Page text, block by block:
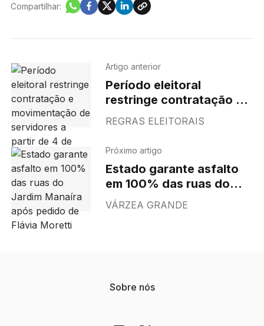
Compartilhar:
Artigo anterior
Período eleitoral
restringe contratação e
movimentação de
servidores a partir de 4
de julho
REGRAS ELEITORAIS
Próximo artigo
Estado garante asfalto
em 100% das ruas do
Jardim Manaíra após
pedido de Flávia Moretti
VÁRZEA GRANDE
Sobre nós